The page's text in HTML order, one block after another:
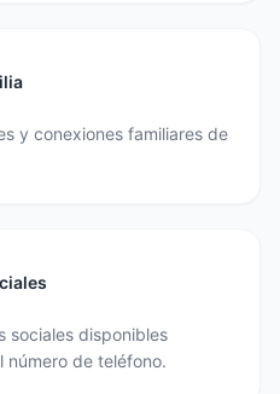
y conexiones familiares de
sociales disponibles
número de teléfono.